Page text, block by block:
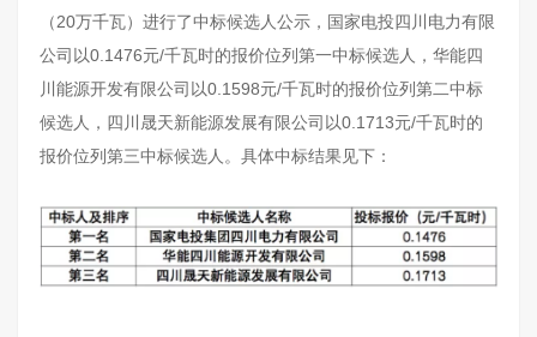
（20万千瓦）进行了中标候选人公示，国家电投四川电力有限
公司以0.1476元/千瓦时的报价位列第一中标候选人，华能四
川能源开发有限公司以0.1598元/千瓦时的报价位列第二中标
候选人，四川晟天新能源发展有限公司以0.1713元/千瓦时的
报价位列第三中标候选人。具体中标结果见下：